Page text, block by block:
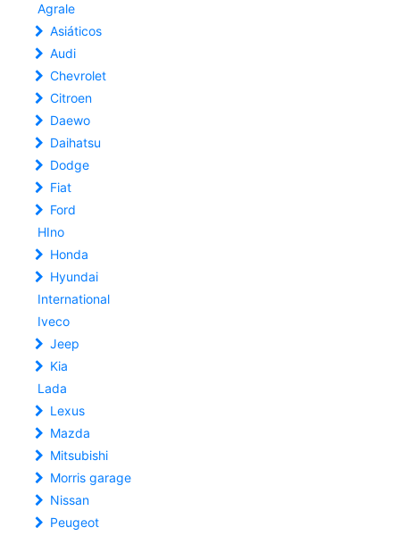
Agrale
Asiáticos
Audi
Chevrolet
Citroen
Daewo
Daihatsu
Dodge
Fiat
Ford
HIno
Honda
Hyundai
International
Iveco
Jeep
Kia
Lada
Lexus
Mazda
Mitsubishi
Morris garage
Nissan
Peugeot